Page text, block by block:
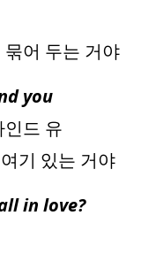
어 두는 거야
you
드 유
기 있는 거야
in love?